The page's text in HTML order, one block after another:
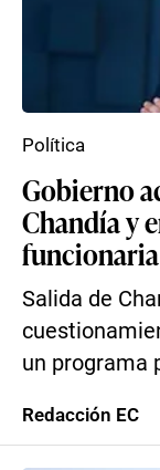
Gobierno
Chandía y
Salida de
un programa
Política
Redacción EC